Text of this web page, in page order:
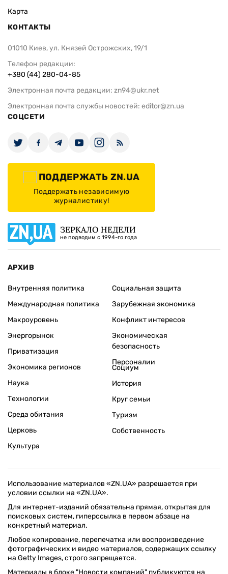
Карта
КОНТАКТЫ
01010 Киев, ул. Князей Острожских, 19/1
Телефон редакции:
+380 (44) 280-04-85
Электронная почта редакции: zn94@ukr.net
Электронная почта службы новостей: editor@zn.ua
СОЦСЕТИ
ПОДДЕРЖАТЬ ZN.UA
Поддержать независимую
журналистику!
ЗЕРКАЛО НЕДЕЛИ
не подводим с 1994-го года
АРХИВ
Внутренняя политика
Международная политика
Макроуровень
Энергорынок
Приватизация
Экономика регионов
Социальная защита
Зарубежная экономика
Конфликт интересов
Экономическая
безопасность
Персоналии
Наука
Технологии
Среда обитания
Церковь
Культура
Социум
История
Круг семьи
Туризм
Собственность
Использование материалов «ZN.UA» разрешается при
условии ссылки на «ZN.UA».
Для интернет-изданий обязательна прямая, открытая для
поисковых систем, гиперссылка в первом абзаце на
конкретный материал.
Любое копирование, перепечатка или воспроизведение
фотографических и видео материалов, содержащих ссылку
на Getty Images, строго запрещается.